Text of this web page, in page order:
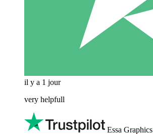
il y a 1 jour
very helpfull
Essa Graphics